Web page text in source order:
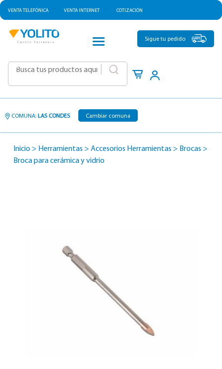
VENTA TELEFÓNICA VENTA INTERNET COTIZACIÓN
CATEGORÍAS
Sigue tu pedido
COMUNA: LAS CONDES Cambiar comuna
Inicio > Herramientas > Accesorios Herramientas > Brocas >
Broca para cerámica y vidrio